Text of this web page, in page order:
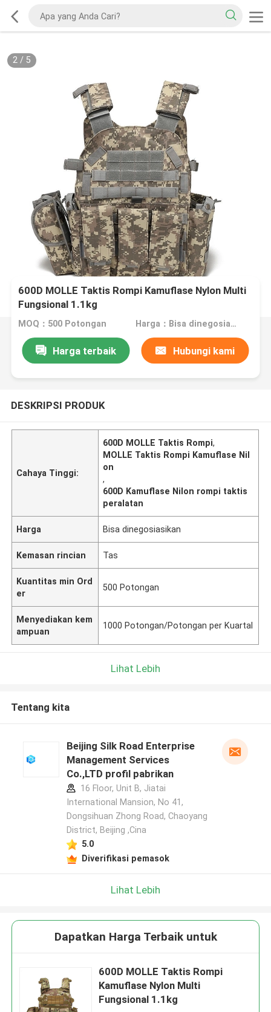
2/ 5
600D MOLLE Taktis Rompi Kamuflase Nylon Multi
Fungsional 1.1kg
MOQ：500 Potongan Harga：Bisa dinegosiasikan
Harga terbaik Hubungi kami
DESKRIPSI PRODUK
Cahaya Tinggi:
600D MOLLE Taktis Rompi,
MOLLE Taktis Rompi Kamuflase Nil
on
,
600D Kamuflase Nilon rompi taktis
peralatan
Harga Bisa dinegosiasikan
Kemasan rincian Tas
Kuantitas min Ord
er
500 Potongan
Menyediakan kem
ampuan
1000 Potongan/Potongan per Kuartal
Lihat Lebih
Tentang kita
Beijing Silk Road Enterprise
Management Services
Co.,LTD profil pabrikan
16 Floor, Unit B, Jiatai
International Mansion, No 41,
Dongsihuan Zhong Road, Chaoyang
District, Beijing ,Cina
5.0
Diverifikasi pemasok
Lihat Lebih
Dapatkan Harga Terbaik untuk
600D MOLLE Taktis Rompi
Kamuflase Nylon Multi
Fungsional 1.1kg